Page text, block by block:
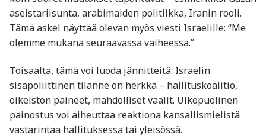
aseistariisunta, arabimaiden politiikka, Iranin rooli.
Tämä askel näyttää olevan myös viesti Israelille: “Me
olemme mukana seuraavassa vaiheessa.”
Toisaalta, tämä voi luoda jännitteitä: Israelin
sisäpoliittinen tilanne on herkkä – hallituskoalitio,
oikeiston paineet, mahdolliset vaalit. Ulkopuolinen
painostus voi aiheuttaa reaktiona kansallismielistä
vastarintaa hallituksessa tai yleisössä.